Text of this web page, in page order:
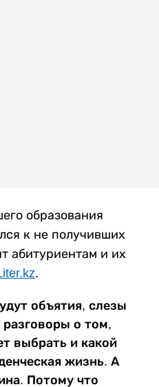
образования
к не получивших
абитуриентам и их
.
объятия, слезы
разговоры о том,
выбрать и какой
жизнь. А
Потому что